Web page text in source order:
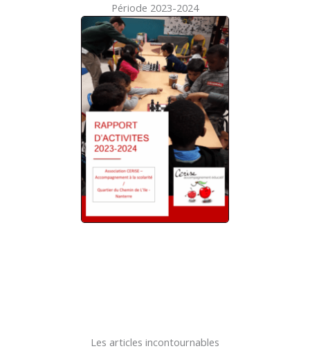
Période 2023-2024
Les articles incontournables